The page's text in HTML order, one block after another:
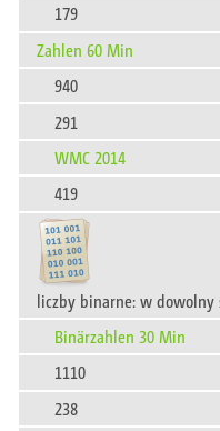
179
Zahlen 60 Min
940
291
WMC 2014
419
liczby binarne: w dowolny
Binärzahlen 30 Min
1110
238